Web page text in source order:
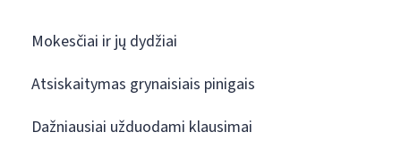
Mokesčiai ir jų dydžiai
Atsiskaitymas grynaisiais pinigais
Dažniausiai užduodami klausimai